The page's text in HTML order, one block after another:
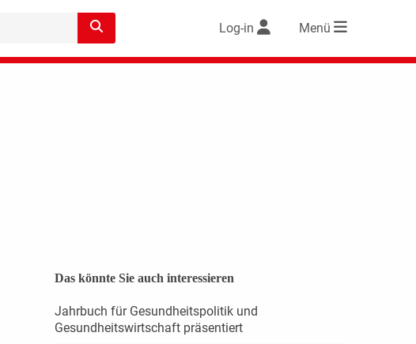
Log-in Menü
Das könnte Sie auch interessieren
Jahrbuch für Gesundheitspolitik und
Gesundheitswirtschaft präsentiert